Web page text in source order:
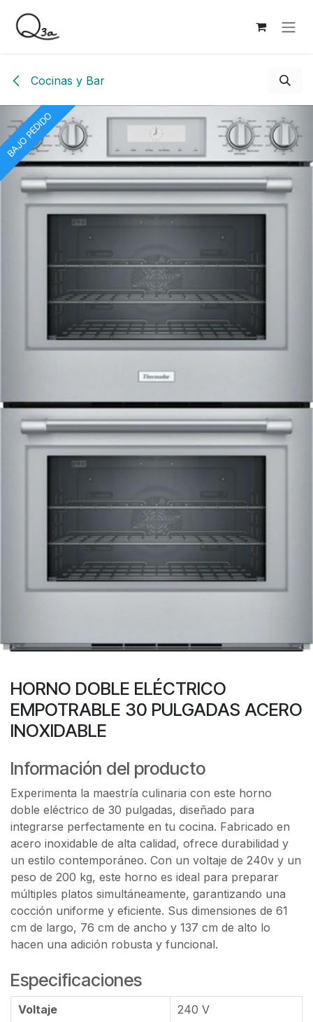
Cocinas y Bar
BAJO PEDIDO
HORNO DOBLE ELÉCTRICO
EMPOTRABLE 30 PULGADAS ACERO
INOXIDABLE
Información del producto
Experimenta la maestría culinaria con este horno
doble eléctrico de 30 pulgadas, diseñado para
integrarse perfectamente en tu cocina. Fabricado en
acero inoxidable de alta calidad, ofrece durabilidad y
un estilo contemporáneo. Con un voltaje de 240v y un
peso de 200 kg, este horno es ideal para preparar
múltiples platos simultáneamente, garantizando una
cocción uniforme y eficiente. Sus dimensiones de 61
cm de largo, 76 cm de ancho y 137 cm de alto lo
hacen una adición robusta y funcional.
Especificaciones
Voltaje
240 V